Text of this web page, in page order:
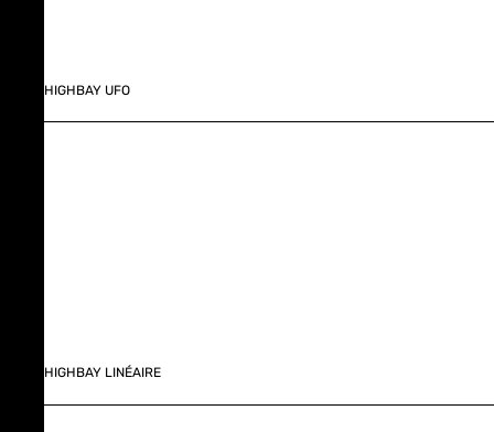
HIGHBAY UFO
HIGHBAY LINÉAIRE